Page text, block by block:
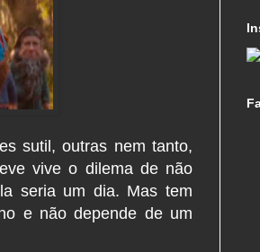
sutil, outras nem tanto,
vive o dilema de não
seria um dia. Mas tem
e não depende de um